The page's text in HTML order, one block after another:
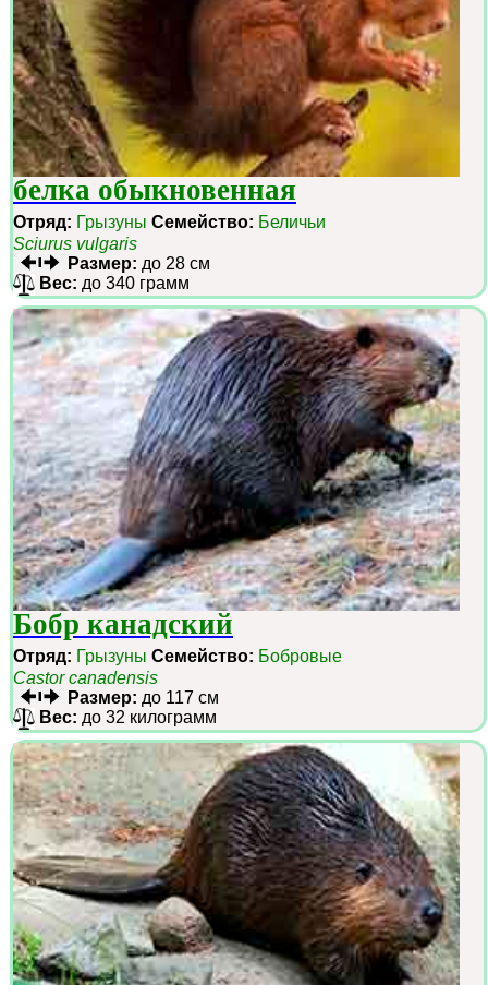
белка обыкновенная
Отряд: Грызуны Семейство: Беличьи
Sciurus vulgaris
Размер: до 28 см
Вес: до 340 грамм
Бобр канадский
Отряд: Грызуны Семейство: Бобровые
Castor canadensis
Размер: до 117 см
Вес: до 32 килограмм